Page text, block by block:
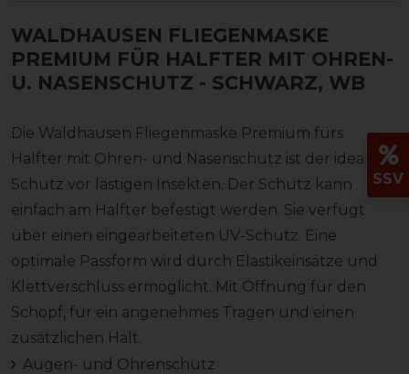
WALDHAUSEN FLIEGENMASKE
PREMIUM FÜR HALFTER MIT OHREN-
U. NASENSCHUTZ - SCHWARZ, WB
Die Waldhausen Fliegenmaske Premium fürs
Halfter mit Ohren- und Nasenschutz ist der ideale
Schutz vor lästigen Insekten. Der Schutz kann
einfach am Halfter befestigt werden. Sie verfügt
über einen eingearbeiteten UV-Schutz. Eine
optimale Passform wird durch Elastikeinsätze und
Klettverschluss ermöglicht. Mit Öffnung für den
Schopf, für ein angenehmes Tragen und einen
zusätzlichen Halt.
Augen- und Ohrenschutz
SSV